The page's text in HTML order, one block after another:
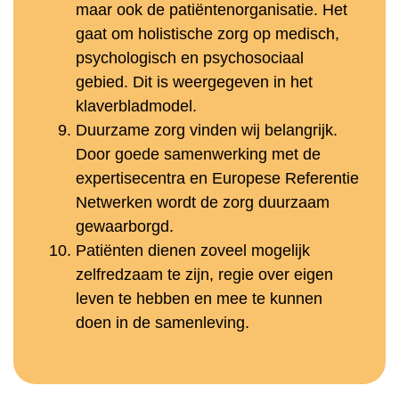
maar ook de patiëntenorganisatie. Het
gaat om holistische zorg op medisch,
psychologisch en psychosociaal
gebied. Dit is weergegeven in het
klaverbladmodel.
Duurzame zorg vinden wij belangrijk.
Door goede samenwerking met de
expertisecentra en Europese Referentie
Netwerken wordt de zorg duurzaam
gewaarborgd.
Patiënten dienen zoveel mogelijk
zelfredzaam te zijn, regie over eigen
leven te hebben en mee te kunnen
doen in de samenleving.